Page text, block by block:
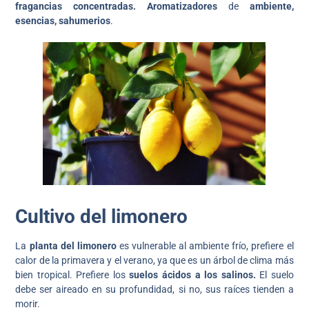
fragancias concentradas.
Aromatizadores de ambiente,
esencias, sahumerios.
Cultivo del limonero
La planta del limoneroes vulnerable al ambiente frío, prefiere el
calor de la primavera y el verano, ya que es un árbol de clima más
bien tropical. Prefiere lossuelos ácidos a los salinos. El suelo
debe ser aireado en su profundidad, si no, sus raíces tienden a
morir.